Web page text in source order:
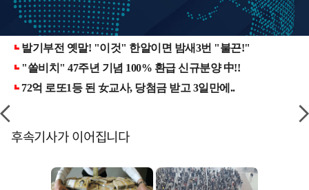
후속기사가 이어집니다